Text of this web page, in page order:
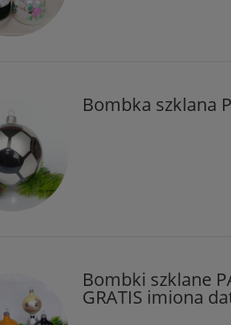
Bombka szklana
Bombki szklane
GRATIS imiona